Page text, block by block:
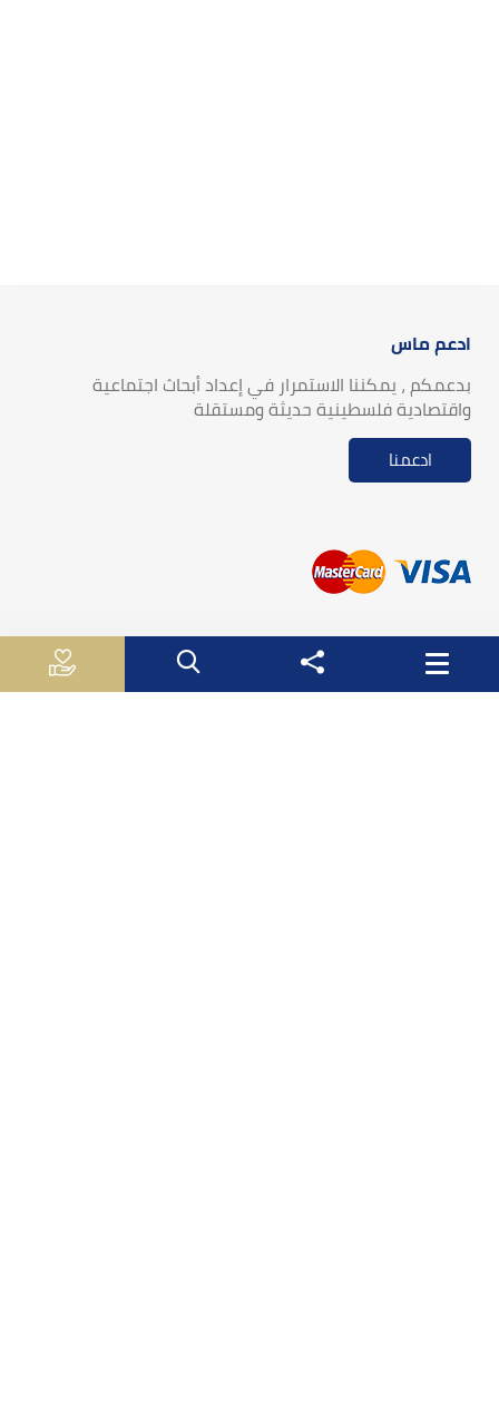
ادعم ماس
بدعمكم ، يمكننا الاستمرار في إعداد أبحاث اجتماعية
واقتصادية فلسطينية حديثة ومستقلة
ادعمنا
روابط مفيدة